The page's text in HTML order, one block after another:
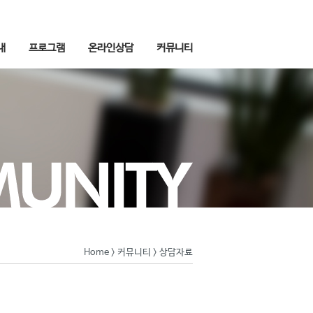
프로그램 온라인상담 커뮤니티
Home > 커뮤니티 > 상담자료